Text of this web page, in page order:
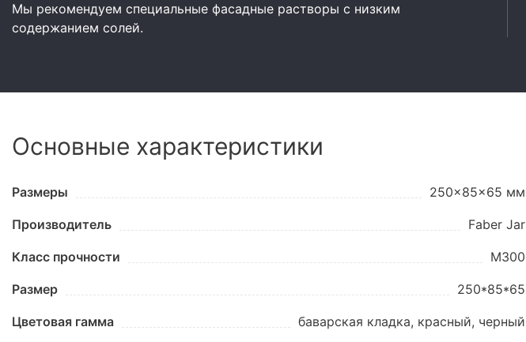
Мы рекомендуем специальные фасадные растворы с низким
содержанием солей.
Основные характеристики
Размеры 250x85x65 мм
Производитель Faber Jar
Класс прочности М300
Размер 250*85*65
Цветовая гамма баварская кладка, красный, черный